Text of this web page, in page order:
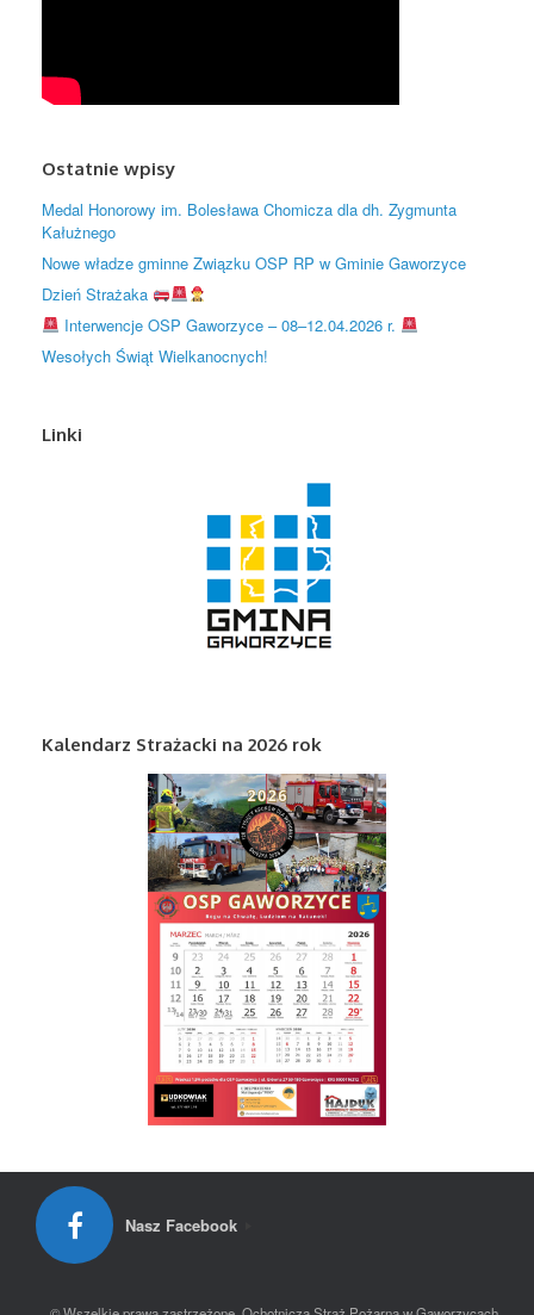
Ostatnie wpisy
Medal Honorowy im. Bolesława Chomicza dla dh. Zygmunta
Kałużnego
Nowe władze gminne Związku OSP RP w Gminie Gaworzyce
Dzień Strażaka
Interwencje OSP Gaworzyce – 08–12.04.2026 r.
Wesołych Świąt Wielkanocnych!
Linki
Kalendarz Strażacki na 2026 rok
Nasz Facebook